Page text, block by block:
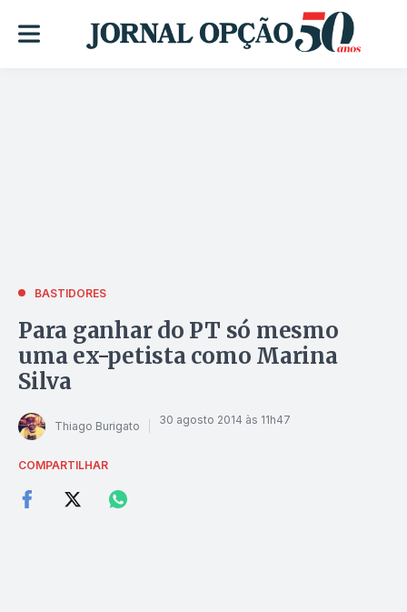
BASTIDORES
Para ganhar do PT só mesmo
uma ex-petista como Marina
Silva
Thiago Burigato 30 agosto 2014 às 11h47
COMPARTILHAR